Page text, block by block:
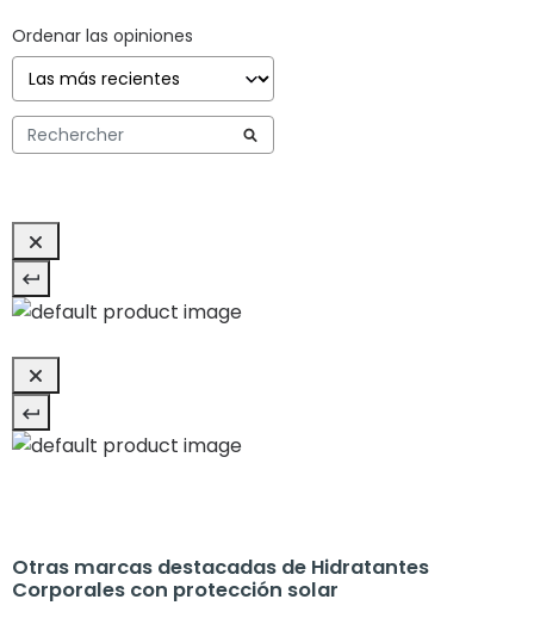
Ordenar las opiniones
Otras marcas destacadas de Hidratantes
Corporales con protección solar